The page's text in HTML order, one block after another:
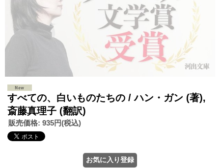
すべての、白いものたちの / ハン・ガン (著),
斎藤真理子 (翻訳)
販売価格: 935円(税込)